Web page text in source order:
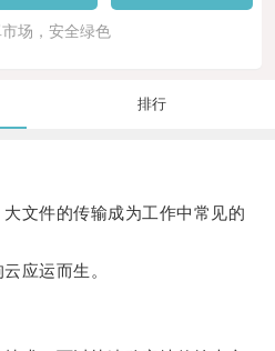
场，安全绿色
排行
件的传输成为工作中常见的
应运而生。